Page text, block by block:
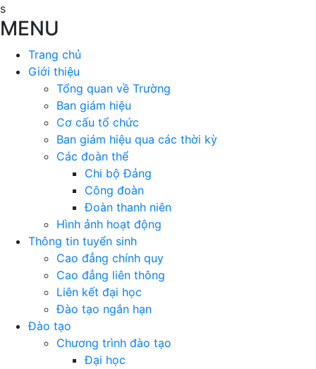
s
MENU
Trang chủ
Giới thiệu
Tổng quan về Trường
Ban giám hiệu
Cơ cấu tổ chức
Ban giám hiệu qua các thời kỳ
Các đoàn thể
Chi bộ Đảng
Công đoàn
Đoàn thanh niên
Hình ảnh hoạt động
Thông tin tuyển sinh
Cao đẳng chính quy
Cao đẳng liên thông
Liên kết đại học
Đào tạo ngắn hạn
Đào tạo
Chương trình đào tạo
Đại học